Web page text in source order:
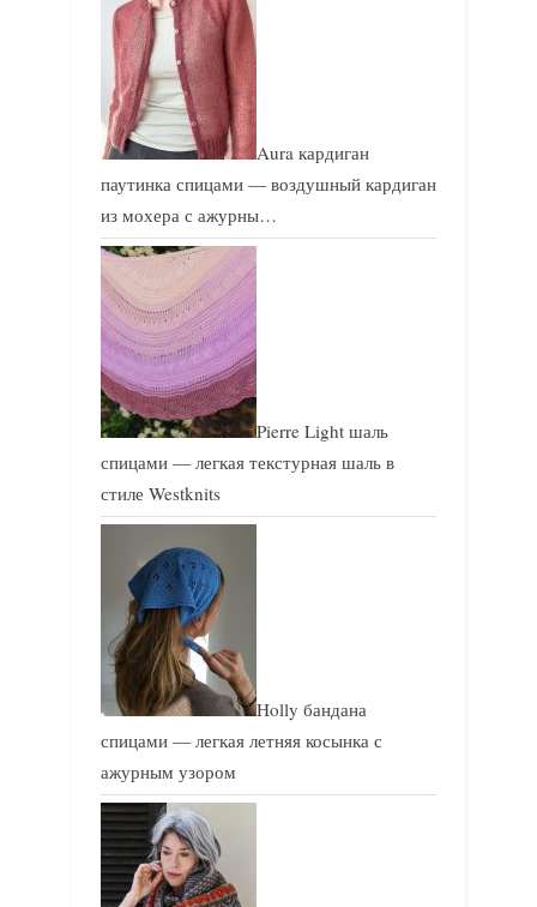
Aura кардиган
паутинка спицами — воздушный кардиган
из мохера с ажурны…
Pierre Light шаль
спицами — легкая текстурная шаль в
стиле Westknits
Holly бандана
спицами — легкая летняя косынка с
ажурным узором